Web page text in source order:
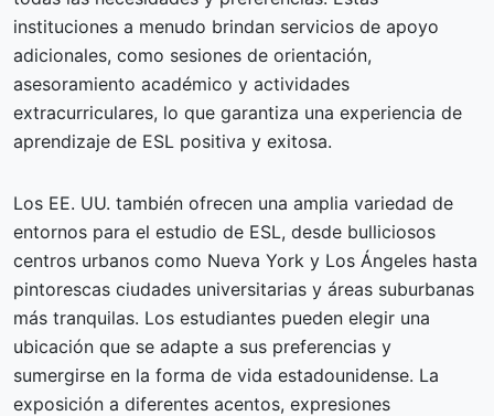
instituciones a menudo brindan servicios de apoyo
adicionales, como sesiones de orientación,
asesoramiento académico y actividades
extracurriculares, lo que garantiza una experiencia de
aprendizaje de ESL positiva y exitosa.
Los EE. UU. también ofrecen una amplia variedad de
entornos para el estudio de ESL, desde bulliciosos
centros urbanos como Nueva York y Los Ángeles hasta
pintorescas ciudades universitarias y áreas suburbanas
más tranquilas. Los estudiantes pueden elegir una
ubicación que se adapte a sus preferencias y
sumergirse en la forma de vida estadounidense. La
exposición a diferentes acentos, expresiones